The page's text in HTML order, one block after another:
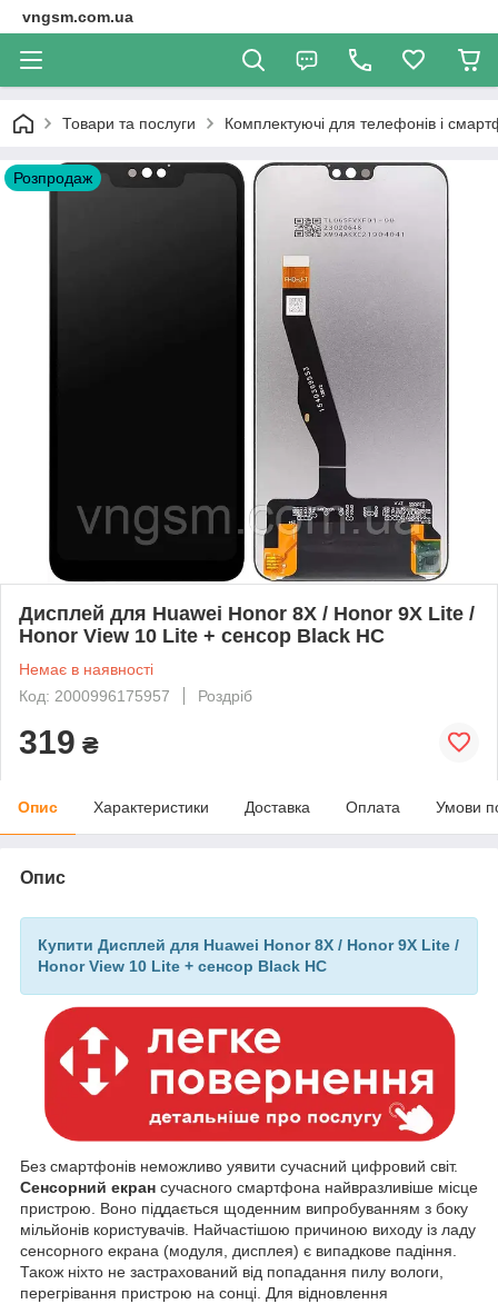
vngsm.com.ua
Товари та послуги Комплектуючі для телефонів і
Розпродаж
Дисплей для Huawei Honor 8X / Honor 9X Lite /
Honor View 10 Lite + сенсор Black HC
Немає в наявності
Код: 2000996175957
Роздріб
319 ₴
Опис Характеристики Доставка Оплата Умови
Опис
Купити Дисплей для Huawei Honor 8X / Honor 9X Lite /
Honor View 10 Lite + сенсор Black HC
Без смартфонів неможливо уявити сучасний цифровий світ.
Сенсорний екран сучасного смартфона найвразливіше місце
пристрою. Воно піддається щоденним випробуванням з боку
мільйонів користувачів. Найчастішою причиною виходу із ладу
сенсорного екрана (модуля, дисплея) є випадкове падіння.
Також ніхто не застрахований від попадання пилу вологи,
перегрівання пристрою на сонці. Для відновлення